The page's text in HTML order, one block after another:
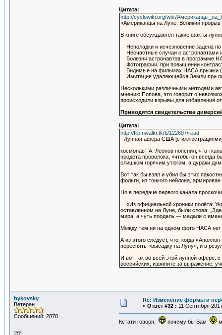
Цитата:
http://cyclowiki.org/wiki/
«Американцы на Луне. Великий
В книге обсуждаются такие факты
Неполадки и исчезновение задела
Несчастные случаи с астронавтами
Болезни астронавтов в программе
Фотографии, при повышении
Видимые на фильмах НАСА прыжки
Имитация удаляющейся Земли при
Несколькими различными методами
мнению Попова, это говорит о
происходили взрывы для избавления
Приводятся свидетельства
Цитата:
http://flib.nwalkr.tk/b/122607/read
- Лунная афера США [с
космонавт А. Леонов пояснил, что
продета проволока, «чтобы он всегда
слишком горячим утюгом, а дураки
Вот так бы взял и убил бы этих
фольги, из тонкого нейлона,
Но в передаче первого канала
«Из официальной хроники полёта:
оставленном на Луне, были слова:
мира, а чуть поодаль — медали с
Между тем ни на одном фото НАСА
А из этого следует, что, когда
переснять «высадку на Луну», и в
И вот так во всей этой лунной афёре:
российских, извините за выражение,
bykovsky
Ветеран
Сообщений: 2878
Re: Изменение формы и
« Ответ #32 : 11 Сентября
Кстати говоря, почему бы Вам